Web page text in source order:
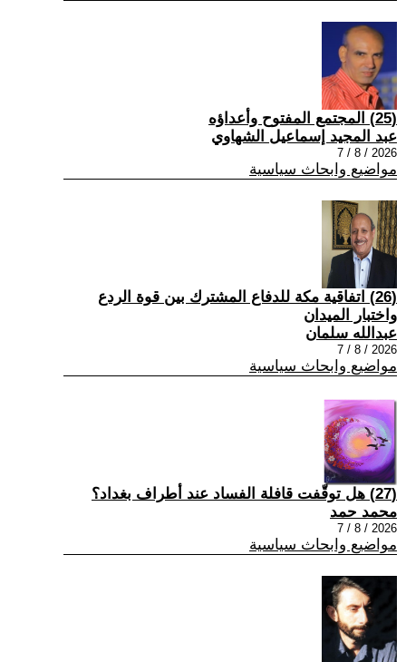
(25) المجتمع المفتوح وأعداؤه
عبد المجيد إسماعيل الشهاوي
2026 / 8 / 7
مواضيع وابحاث سياسية
(26) اتفاقية مكة للدفاع المشترك بين قوة الردع
واختبار الميدان
عبدالله سلمان
2026 / 8 / 7
مواضيع وابحاث سياسية
(27) هل توقّفت قافلة الفساد عند أطراف بغداد؟
محمد حمد
2026 / 8 / 7
مواضيع وابحاث سياسية